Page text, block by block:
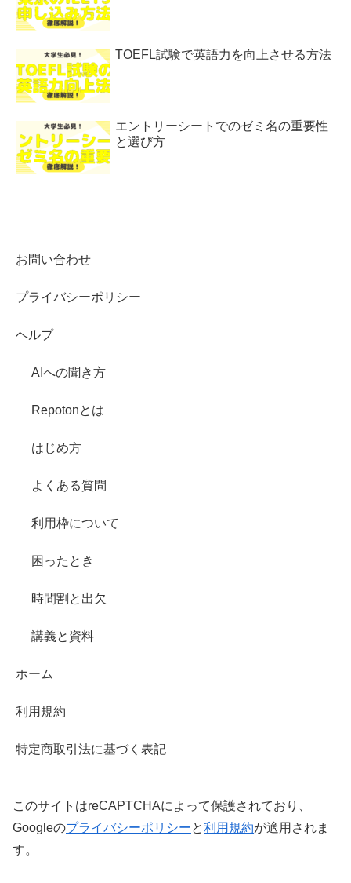
TOEFL試験で英語力を向上させる方法
エントリーシートでのゼミ名の重要性
と選び方
お問い合わせ
プライバシーポリシー
ヘルプ
AIへの聞き方
Repotonとは
はじめ方
よくある質問
利用枠について
困ったとき
時間割と出欠
講義と資料
ホーム
利用規約
特定商取引法に基づく表記
このサイトはreCAPTCHAによって保護されており、
Googleのプライバシーポリシーと利用規約が適用されま
す。